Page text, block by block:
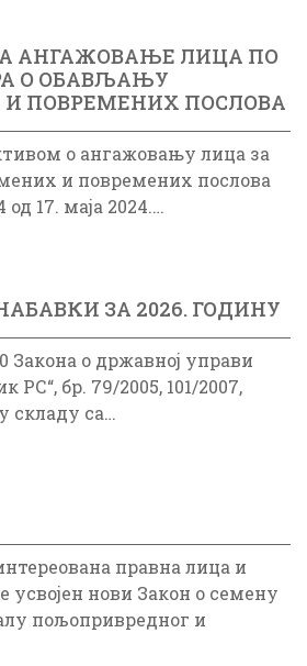
АНГАЖОВАЊЕ ЛИЦА ПО
О ОБАВЉАЊУ
ПОВРЕМЕНИХ ПОСЛОВА
о ангажовању лица за
и повремених послова
од 17. маја 2024.…
ЗА 2026. ГОДИНУ
Закона о државној управи
РС“, бр. 79/2005, 101/2007,
складу са…
правна лица и
усвојен нови Закон о семену
пољопривредног и